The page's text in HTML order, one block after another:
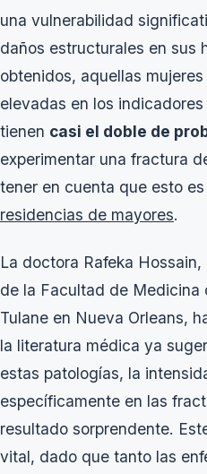
una vulnerabilidad
daños estructurales en sus
obtenidos, aquellas
elevadas en los
tienen casi el doble de
experimentar una fractura
tener en cuenta que esto
residencias de mayores.
La doctora Rafeka
de la Facultad de Medicina
Tulane en Nueva Orleans,
la literatura médica ya
estas patologías, la
específicamente en las
resultado sorprendente.
vital, dado que tanto las